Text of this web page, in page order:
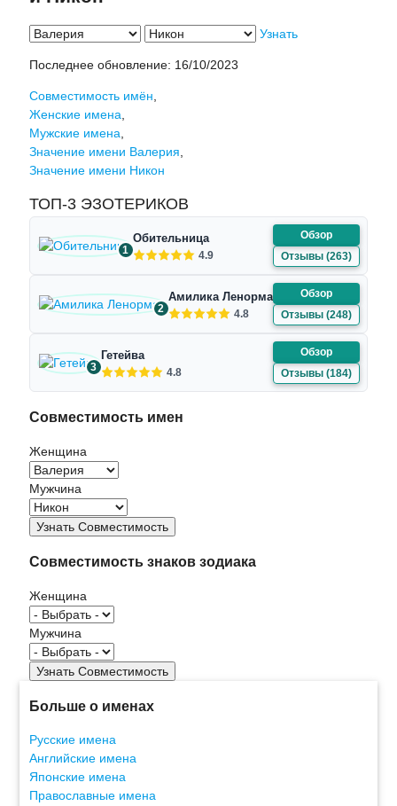
Узнать
Последнее обновление: 16/10/2023
Совместимость имён
Женские имена
Мужские имена
Значение имени Валерия
Значение имени Никон
ТОП-3 ЭЗОТЕРИКОВ
1
Обительница
4.9
Обзор
Отзывы (263)
2
Амилика Ленорман
4.8
Обзор
Отзывы (248)
3
Гетейва
4.8
Обзор
Отзывы (184)
Совместимость имен
Женщина
Мужчина
Совместимость знаков зодиака
Женщина
Мужчина
Больше о именах
Русские имена
Английские имена
Японские имена
Православные имена